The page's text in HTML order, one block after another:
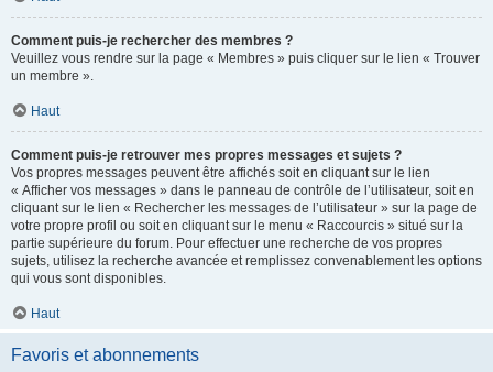
Comment puis-je rechercher des membres ?
Veuillez vous rendre sur la page « Membres » puis cliquer sur le lien « Trouver
un membre ».
Haut
Comment puis-je retrouver mes propres messages et sujets ?
Vos propres messages peuvent être affichés soit en cliquant sur le lien
« Afficher vos messages » dans le panneau de contrôle de l’utilisateur, soit en
cliquant sur le lien « Rechercher les messages de l’utilisateur » sur la page de
votre propre profil ou soit en cliquant sur le menu « Raccourcis » situé sur la
partie supérieure du forum. Pour effectuer une recherche de vos propres
sujets, utilisez la recherche avancée et remplissez convenablement les options
qui vous sont disponibles.
Haut
Favoris et abonnements